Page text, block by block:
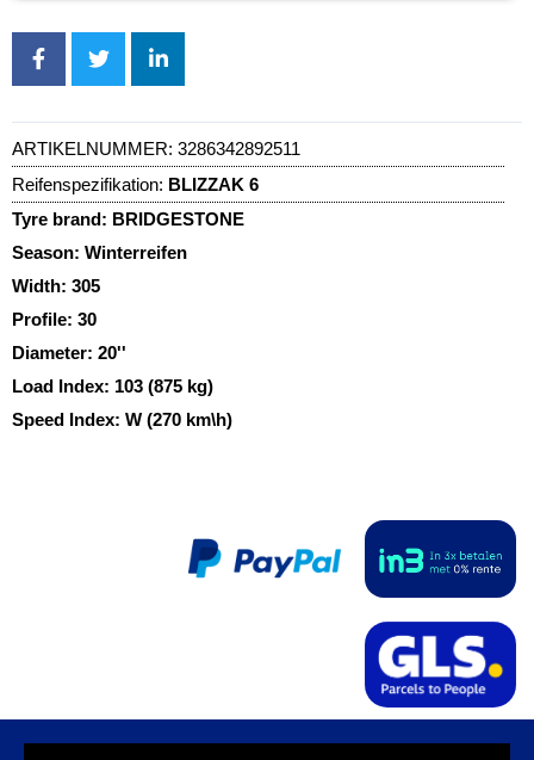
ARTIKELNUMMER: 3286342892511
Reifenspezifikation: BLIZZAK 6
Tyre brand: BRIDGESTONE
Season: Winterreifen
Width: 305
Profile: 30
Diameter: 20''
Load Index: 103 (875 kg)
Speed Index: W (270 km\h)